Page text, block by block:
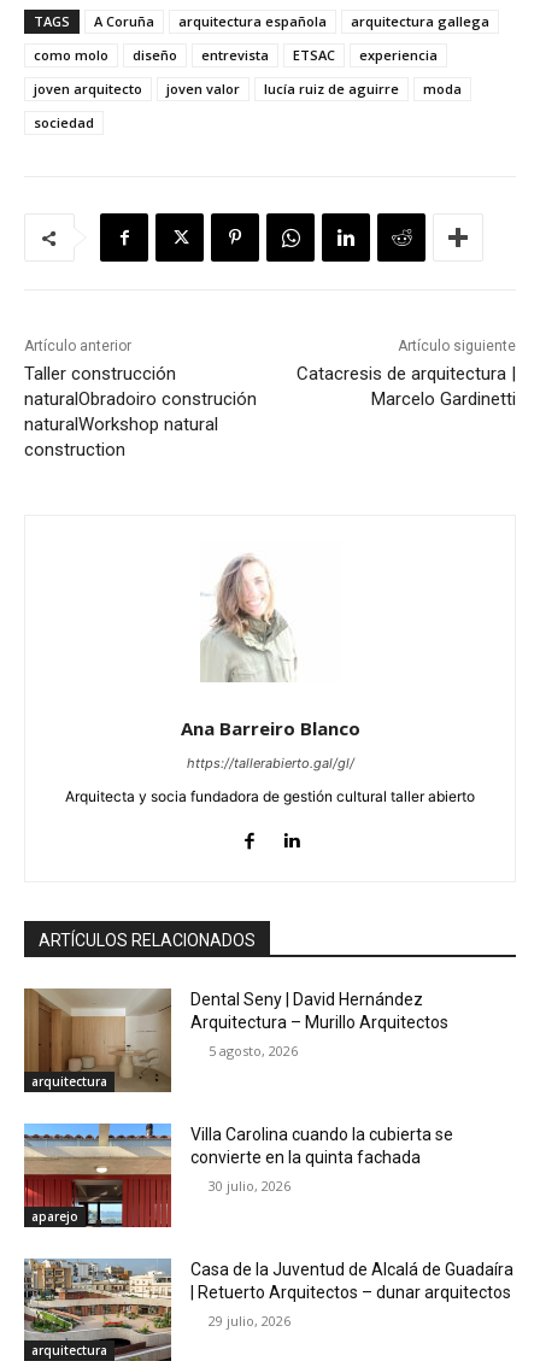
TAGS A Coruña arquitectura española
arquitectura gallega
como molo
diseño entrevista ETSAC
experiencia
joven arquitecto
joven valor lucía ruiz de aguirre
moda
sociedad
Artículo anterior
Taller construcción
naturalObradoiro construción
naturalWorkshop natural
construction
Artículo siguiente
Catacresis de arquitectura |
Marcelo Gardinetti
Ana Barreiro Blanco
https://tallerabierto.gal/gl/
Arquitecta y socia fundadora de gestión cultural taller abierto
ARTÍCULOS RELACIONADOS
arquitectura
Dental Seny | David Hernández
Arquitectura – Murillo Arquitectos
5 agosto, 2026
aparejo
Villa Carolina cuando la cubierta se
convierte en la quinta fachada
30 julio, 2026
arquitectura
Casa de la Juventud de Alcalá de Guadaíra
| Retuerto Arquitectos – dunar arquitectos
29 julio, 2026